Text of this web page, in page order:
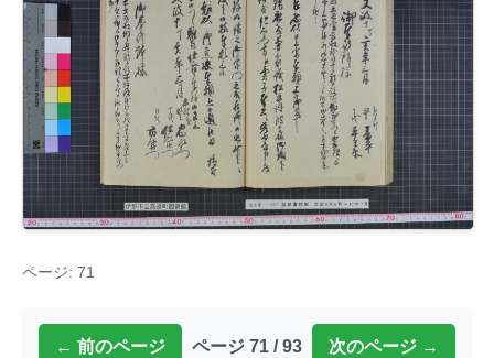
ページ: 71
← 前のページ ページ 71 / 93 次のページ →